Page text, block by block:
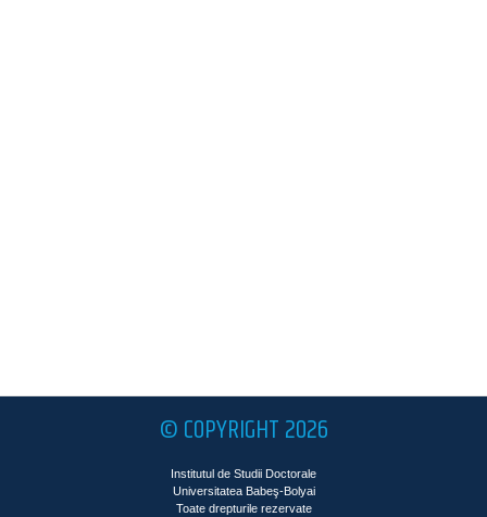
© COPYRIGHT 2026
Institutul de Studii Doctorale
Universitatea Babeş-Bolyai
Toate drepturile rezervate